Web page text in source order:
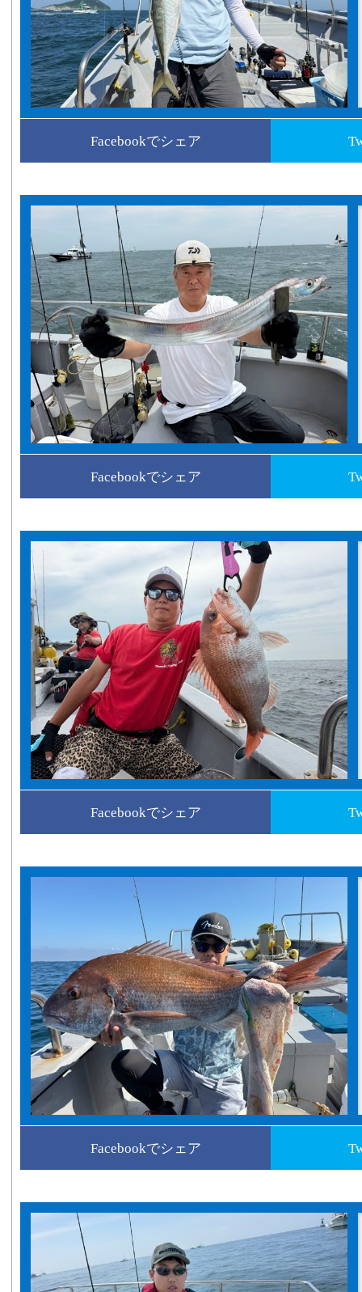
Facebookでシェア
Facebookでシェア
Facebookでシェア
Facebookでシェア